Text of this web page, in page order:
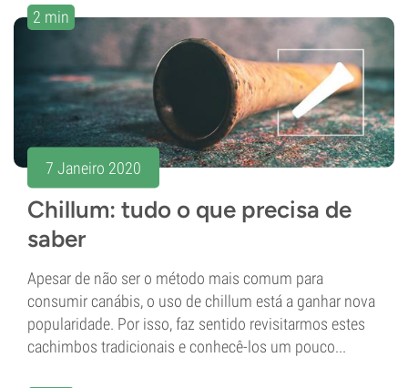
2 min
7 Janeiro 2020
Chillum: tudo o que precisa de
saber
Apesar de não ser o método mais comum para
consumir canábis, o uso de chillum está a ganhar nova
popularidade. Por isso, faz sentido revisitarmos estes
cachimbos tradicionais e conhecê-los um pouco...